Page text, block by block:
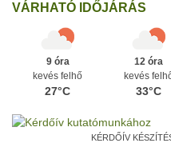
VÁRHATÓ IDŐJÁRÁS
9 óra
kevés felhő
27°C
12 óra
kevés
33°C
KÉRDŐÍV